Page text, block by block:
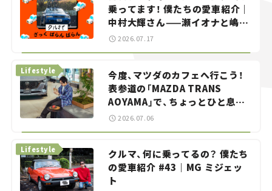
乗ってます！ 僕たちの愛車紹介｜
中村大輝さん——瀬イオナと嶋田
智之の「クルマでざっくばらんば
らん！」＃20
2026.07.17
今度、マツダのカフェへ行こう！
表参道の「MAZDA TRANS
AOYAMA」で、ちょっとひと息。
——連載｜CCGとクルマでどうす
Lifestyle
2026.07.06
クルマ、何に乗ってるの？ 僕たち
の愛車紹介 #43｜MG ミジェッ
ト
Lifestyle